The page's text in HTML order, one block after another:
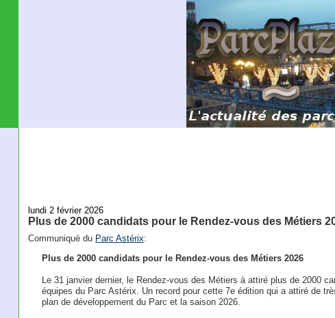
lundi 2 février 2026
Plus de 2000 candidats pour le Rendez-vous des Métiers
Communiqué du Parc Astérix:
Plus de 2000 candidats pour le Rendez-vous des Métiers 2026
Le 31 janvier dernier, le Rendez-vous des Métiers à attiré plus de 2000
équipes du Parc Astérix. Un record pour cette 7e édition qui a attiré de
plan de développement du Parc et la saison 2026.